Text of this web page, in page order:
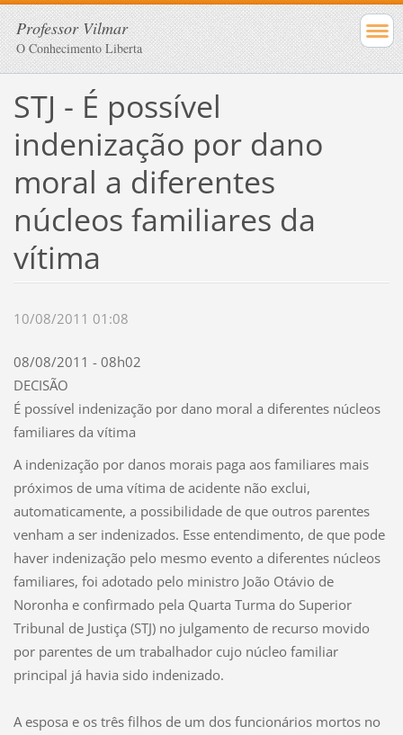
Professor Vilmar
O Conhecimento Liberta
STJ - É possível
indenização por dano
moral a diferentes
núcleos familiares da
vítima
10/08/2011 01:08
08/08/2011 - 08h02
DECISÃO
É possível indenização por dano moral a diferentes núcleos
familiares da vítima
A indenização por danos morais paga aos familiares mais
próximos de uma vítima de acidente não exclui,
automaticamente, a possibilidade de que outros parentes
venham a ser indenizados. Esse entendimento, de que pode
haver indenização pelo mesmo evento a diferentes núcleos
familiares, foi adotado pelo ministro João Otávio de
Noronha e confirmado pela Quarta Turma do Superior
Tribunal de Justiça (STJ) no julgamento de recurso movido
por parentes de um trabalhador cujo núcleo familiar
principal já havia sido indenizado.
A esposa e os três filhos de um dos funcionários mortos no